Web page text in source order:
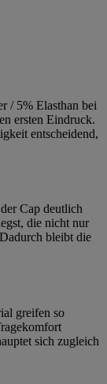
/ 5% Elasthan bei
ersten Eindruck.
entscheidend,
Cap deutlich
die nicht nur
bleibt die
greifen so
sich zugleich